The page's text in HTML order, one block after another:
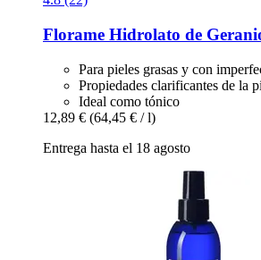
Florame Hidrolato de
Para pieles grasas y con
Propiedades clarificantes de la
Ideal como tónico
12,89 € (64,45 € / l)
Entrega hasta el 18 agosto